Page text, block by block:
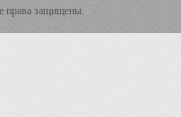
права защищены.